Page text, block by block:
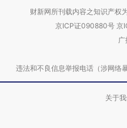
财新网所刊载内容之知识产权
京ICP证090880号 京
违法和不良信息举报电话（涉网
关于